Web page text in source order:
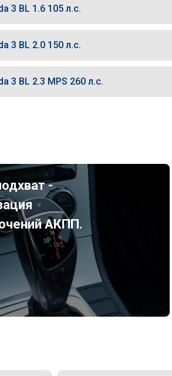
3 BL 1.6 105 л.с.
3 BL 2.0 150 л.с.
3 BL 2.3 MPS 260 л.с.
-
АКПП.